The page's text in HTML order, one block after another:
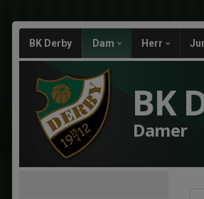
BK Derby Dam Herr
BK
Damer